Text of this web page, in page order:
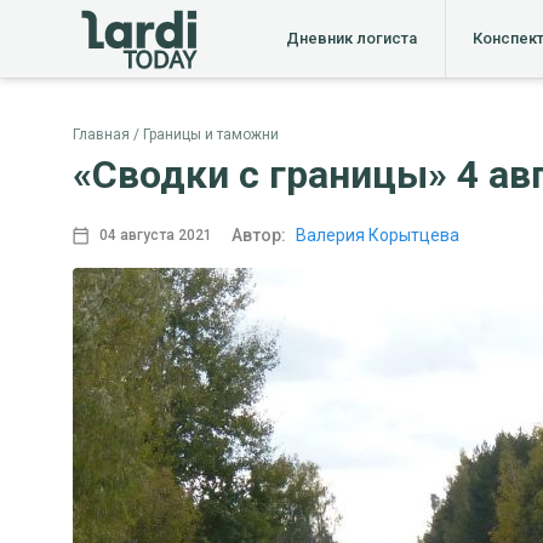
Дневник логиста
Главная Границы и таможни
«Сводки с границы» 4
04 августа 2021 Автор: Валерия Корытцева